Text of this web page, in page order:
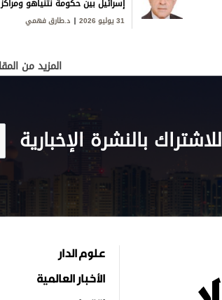
إسرائيل بين حكومة نتنياهو ومراكز
31 يوليو 2026 د.طارق فهمي
المزيد من
للاشتراك بالنشرة الإخبارية
علوم الدار
الأخبار العالمية